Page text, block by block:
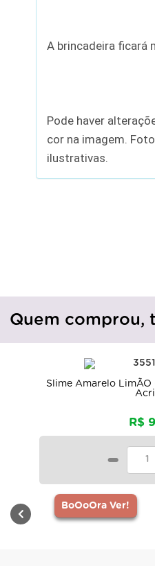
A brincadeira ficará
Pode haver
cor na imagem.
ilustrativas.
Quem comprou,
Slime Amarelo LimÃO
R$
-
BoOoOra Ver!